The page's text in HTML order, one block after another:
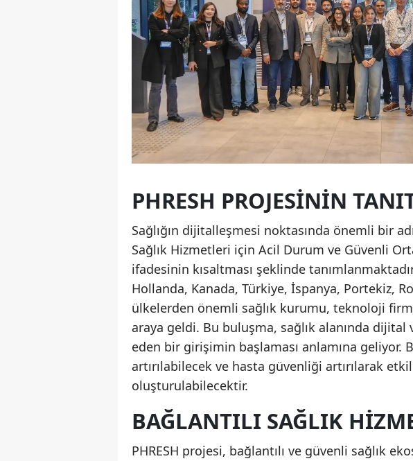
PHRESH PROJESININ
Sağlığın dijitalleşmesi noktasında önemli bir
Sağlık Hizmetleri için Acil Durum ve Güvenli
ifadesinin kısaltması şeklinde
Hollanda, Kanada, Türkiye, İspanya, Portekiz,
ülkelerden önemli sağlık kurumu, teknoloji
araya geldi. Bu buluşma, sağlık alanında
eden bir girişimin başlaması anlamına geliyor.
artırılabilecek ve hasta güvenliği artırılarak
oluşturulabilecektir.
BAĞLANTILI SAĞLIK
PHRESH projesi, bağlantılı ve güvenli sağlık